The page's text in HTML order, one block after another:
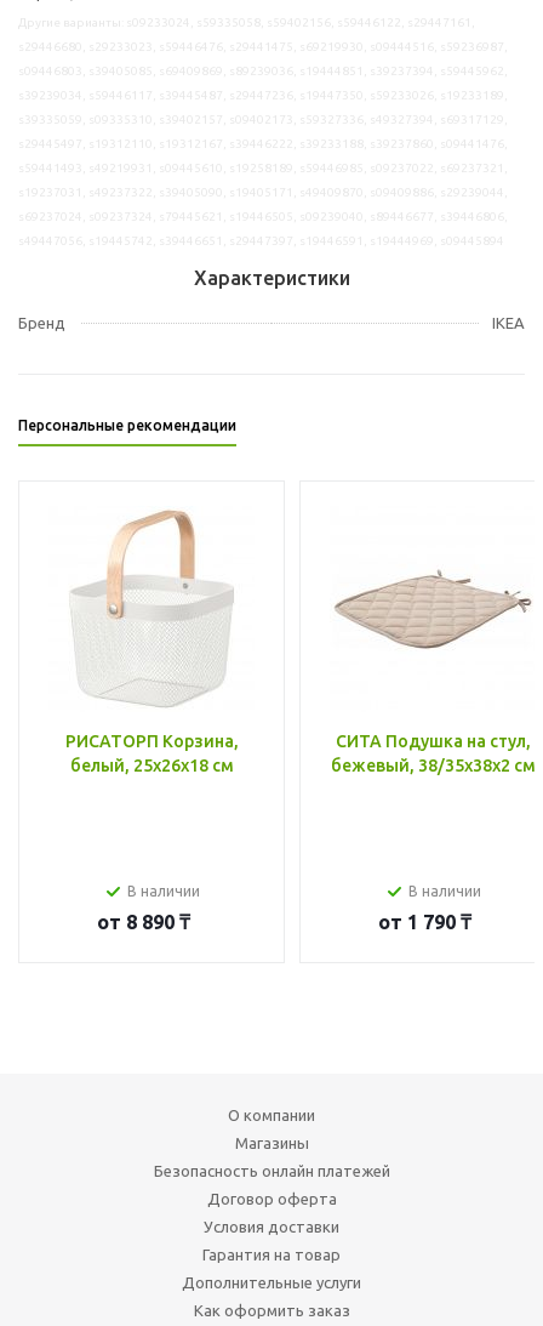
Характеристики
Бренд IKEA
Персональные рекомендации
РИСАТОРП Корзина,
белый, 25x26x18 см
В наличии
от 8 890 ₸
СИТА Подушка на стул,
бежевый, 38/35x38x2 см
В наличии
от 1 790 ₸
О компании
Магазины
Безопасность онлайн платежей
Договор оферта
Условия доставки
Гарантия на товар
Дополнительные услуги
Как оформить заказ